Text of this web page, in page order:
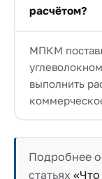
расчётом?
МПКМ
выполнить
Подробнее
статьях «Что